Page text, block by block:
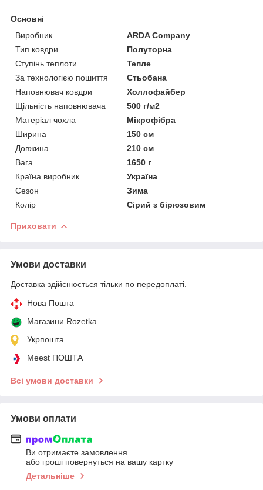
Основні
Виробник
ARDA Company
Тип ковдри
Полуторна
Ступінь теплоти
Тепле
За технологією пошиття
Стьобана
Наповнювач ковдри
Холлофайбер
Щільність наповнювача
500 г/м2
Матеріал чохла
Мікрофібра
Ширина
150 см
Довжина
210 см
Вага
1650 г
Країна виробник
Україна
Сезон
Зима
Колір
Сірий з бірюзовим
Приховати
Умови доставки
Доставка здійснюється тільки по передоплаті.
Нова Пошта
Магазини Rozetka
Укрпошта
Meest ПОШТА
Всі умови доставки
Умови оплати
Ви отримаєте замовлення
або гроші повернуться на вашу картку
Детальніше